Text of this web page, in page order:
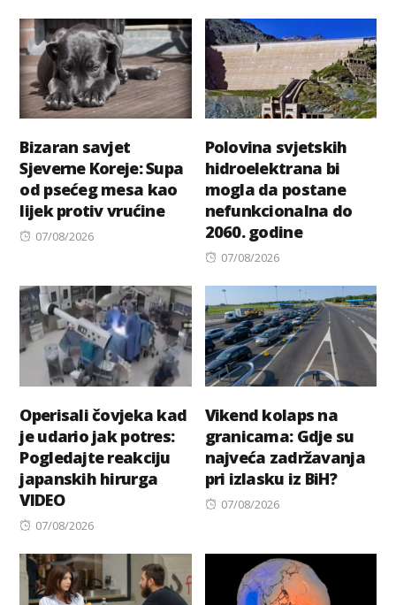
Bizaran savjet
Sjeverne Koreje: Supa
od psećeg mesa kao
lijek protiv vrućine
Posted
07/08/2026
Polovina svjetskih
hidroelektrana bi
mogla da postane
nefunkcionalna do
2060. godine
Posted
07/08/2026
Operisali čovjeka kad
je udario jak potres:
Pogledajte reakciju
japanskih hirurga
VIDEO
Posted
07/08/2026
Vikend kolaps na
granicama: Gdje su
najveća zadržavanja
pri izlasku iz BiH?
Posted
07/08/2026